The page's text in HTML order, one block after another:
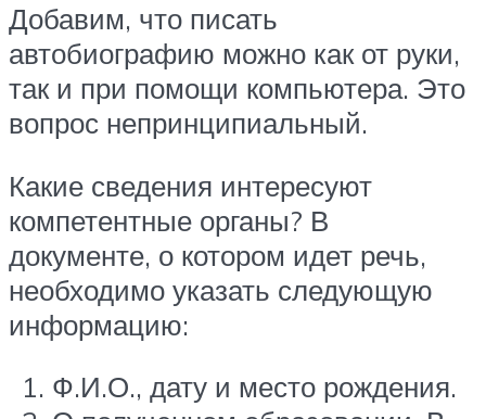
Добавим, что писать
автобиографию можно как от руки,
так и при помощи компьютера. Это
вопрос непринципиальный.
Какие сведения интересуют
компетентные органы? В
документе, о котором идет речь,
необходимо указать следующую
информацию:
Ф.И.О., дату и место рождения.